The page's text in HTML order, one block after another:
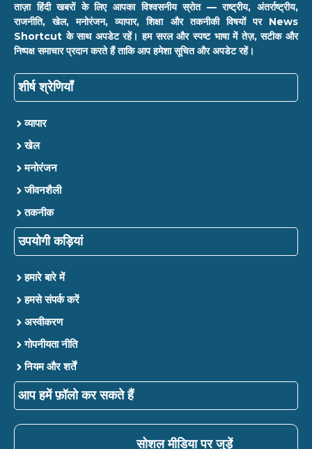
ताज़ा हिंदी खबरों के लिए आपका विश्वसनीय स्रोत — राष्ट्रीय, अंतर्राष्ट्रीय,
राजनीति, खेल, मनोरंजन, व्यापार, शिक्षा और तकनीकी विषयों पर News
Shortcut के साथ अपडेट रहें। हम सरल और स्पष्ट भाषा में तेज़, सटीक और
निष्पक्ष समाचार प्रदान करते हैं ताकि आप हमेशा सूचित और अपडेट रहें।
शीर्ष श्रेणियाँ
व्यापार
खेल
मनोरंजन
जीवनशैली
तकनीक
उपयोगी कड़ियां
हमारे बारे में
हमसे संपर्क करें
अस्वीकरण
गोपनीयता नीति
नियम और शर्तें
आप हमें फ़ॉलो कर सकते हैं
सोशल मीडिया पर जुड़ें